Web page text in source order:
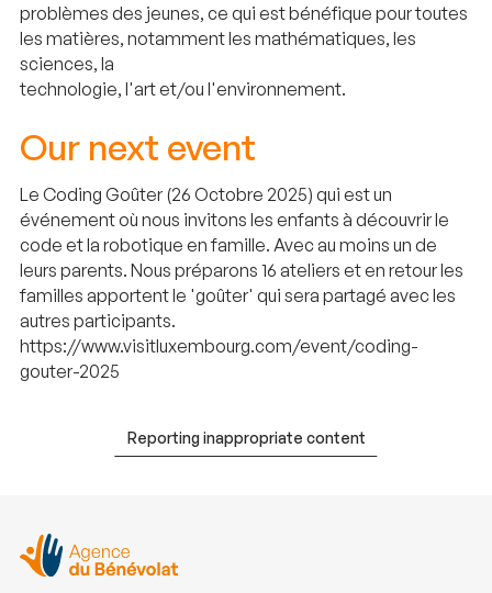
problèmes des jeunes, ce qui est bénéfique pour toutes
les matières, notamment les mathématiques, les
sciences, la
technologie, l'art et/ou l'environnement.
Our next event
Le Coding Goûter (26 Octobre 2025) qui est un
événement où nous invitons les enfants à découvrir le
code et la robotique en famille. Avec au moins un de
leurs parents. Nous préparons 16 ateliers et en retour les
familles apportent le 'goûter' qui sera partagé avec les
autres participants.
https://www.visitluxembourg.com/event/coding-
gouter-2025
Reporting inappropriate content